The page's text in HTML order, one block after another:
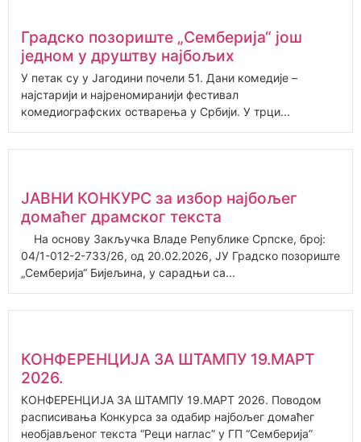
Градско позориште „Семберија“ још
једном у друштву најбољих
У петак су у Јагодини почели 51. Дани комедије –
најстарији и најреномиранији фестивал
комедиографских остварења у Србији. У трци...
ЈАВНИ КОНКУРС за избор најбољег
домаћег драмског текста
На основу Закључка Владе Републике Српске, број:
04/1-012-2-733/26, од 20.02.2026, ЈУ Градско позориште
„Семберија“ Бијељина, у сарадњи са...
КОНФЕРЕНЦИЈА ЗА ШТАМПУ 19.МАРТ
2026.
КОНФЕРЕНЦИЈА ЗА ШТАМПУ 19.МАРТ 2026. Поводом
расписивања Конкурса за одабир најбољег домаћег
необјављеног текста “Реци наглас” у ГП “Сембeрија”